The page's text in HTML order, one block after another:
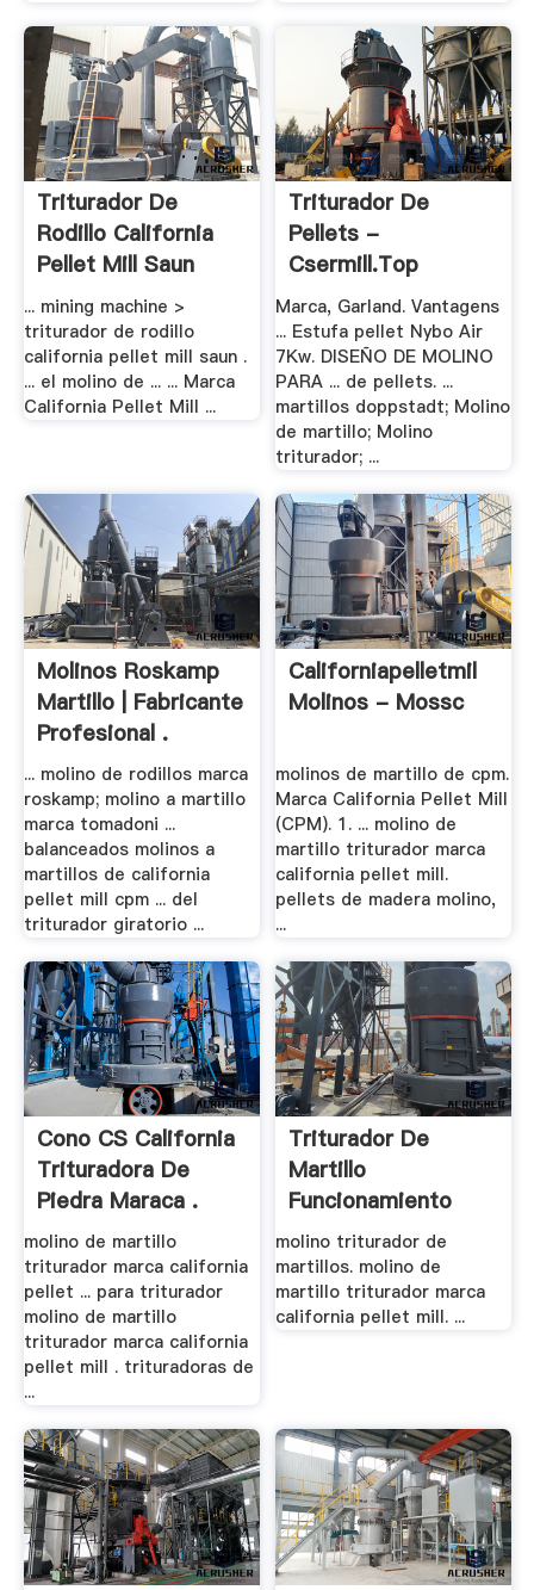
Triturador De
Rodillo California
Pellet Mill Saun
... mining machine >
triturador de rodillo
california pellet mill saun .
... el molino de ... ... Marca
California Pellet Mill ...
Triturador De
Pellets -
Csermill.top
Marca, Garland. Vantagens
... Estufa pellet Nybo Air
7Kw. DISEÑO DE MOLINO
PARA ... de pellets. ...
martillos doppstadt; Molino
de martillo; Molino
triturador; ...
Molinos Roskamp
Martillo | Fabricante
Profesional .
... molino de rodillos marca
roskamp; molino a martillo
marca tomadoni ...
balanceados molinos a
martillos de california
pellet mill cpm ... del
triturador giratorio ...
Californiapelletmil
Molinos - Mossc
molinos de martillo de cpm.
Marca California Pellet Mill
(CPM). 1. ... molino de
martillo triturador marca
california pellet mill.
pellets de madera molino,
...
Cono CS California
Trituradora De
Piedra Maraca .
molino de martillo
triturador marca california
pellet ... para triturador
molino de martillo
triturador marca california
pellet mill . trituradoras de
...
Triturador De
Martillo
Funcionamiento
molino triturador de
martillos. molino de
martillo triturador marca
california pellet mill. ...